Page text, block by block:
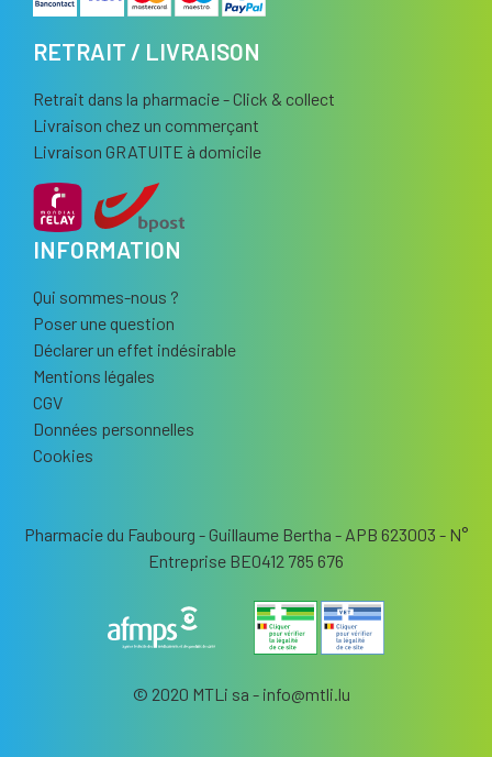
RETRAIT / LIVRAISON
Retrait dans la pharmacie - Click & collect
Livraison chez un commerçant
Livraison GRATUITE à domicile
INFORMATION
Qui sommes-nous ?
Poser une question
Déclarer un effet indésirable
Mentions légales
CGV
Données personnelles
Cookies
Pharmacie du Faubourg - Guillaume Bertha - APB 623003 - N°
Entreprise BE0412 785 676
© 2020 MTLi sa - info@mtli.lu